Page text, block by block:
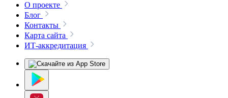
О проекте
Блог
Контакты
Карта сайта
ИТ-аккредитация